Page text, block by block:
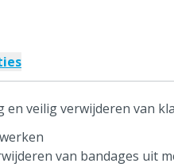
veilig verwijderen van
van bandages uit